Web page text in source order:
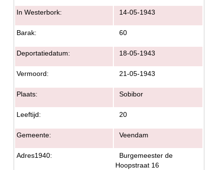
In Westerbork: 14-05-1943
Barak: 60
Deportatiedatum: 18-05-1943
Vermoord: 21-05-1943
Plaats: Sobibor
Leeftijd: 20
Gemeente: Veendam
Adres1940:
Burgemeester de
Hoopstraat 16